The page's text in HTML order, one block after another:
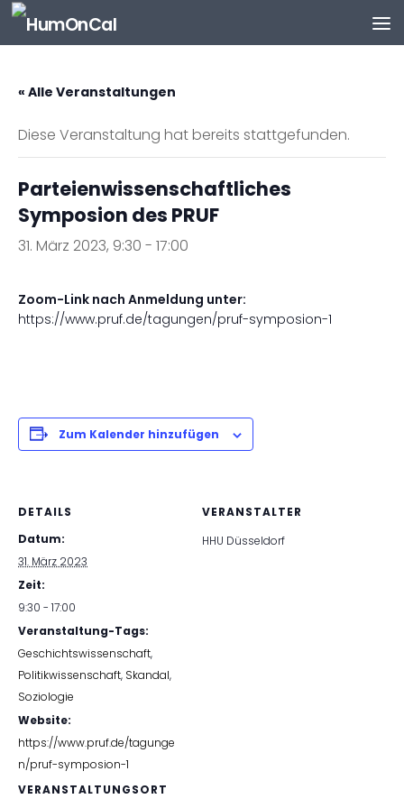
Zum Inhalt springen
« Alle Veranstaltungen
Diese Veranstaltung hat bereits stattgefunden.
Parteienwissenschaftliches
Symposion des PRUF
31. März 2023, 9:30 - 17:00
Zoom-Link nach Anmeldung unter:
https://www.pruf.de/tagungen/pruf-symposion-1
Zum Kalender hinzufügen
DETAILS
Datum:
31. März 2023
Zeit:
9:30 - 17:00
Veranstaltung-Tags:
Geschichtswissenschaft,
Politikwissenschaft, Skandal,
Soziologie
Website:
https://www.pruf.de/tagunge
n/pruf-symposion-1
VERANSTALTUNGSORT
VERANSTALTER
HHU Düsseldorf